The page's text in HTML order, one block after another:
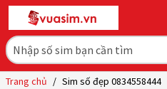
Trang chủ / Sim số đẹp 0834558444